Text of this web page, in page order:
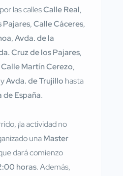
las callesCalle Real,
Pajares,Calle Cáceres,
,Avda. de la
Cruz de los Pajares,
Calle Martín Cerezo,
Avda. de Trujillo hasta
de España.
¡la actividad no
unaMaster
dará comienzo
horas. Además,